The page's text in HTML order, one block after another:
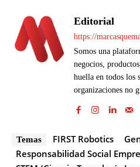
Editorial
https://
Somos una
negocios,
huella en todos los
organizaciones no
Temas FIRST Robotics
Responsabilidad Social